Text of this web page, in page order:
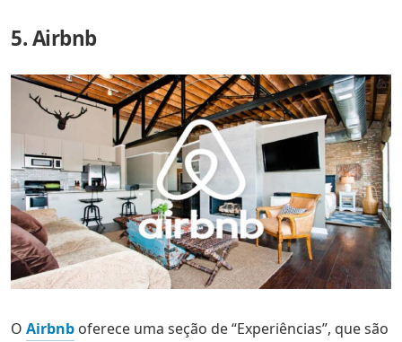
5. Airbnb
O Airbnb oferece uma seção de “Experiências”, que são